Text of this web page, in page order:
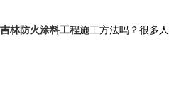
吉林防火涂料工程施工方法吗？很多人